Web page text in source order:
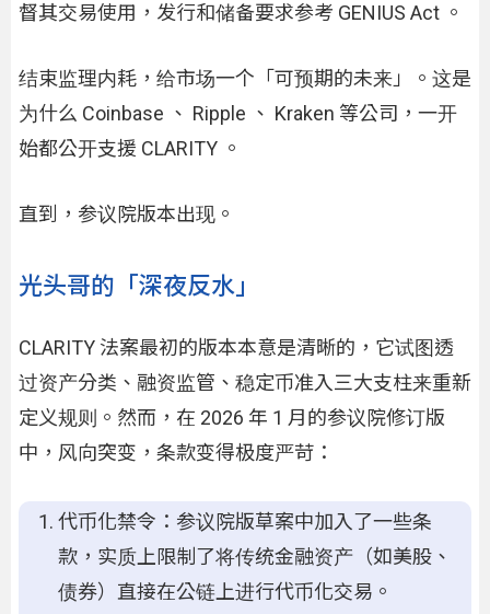
督其交易使用，发行和储备要求参考 GENIUS Act 。
结束监理内耗，给市场一个「可预期的未来」。这是
为什么 Coinbase 、 Ripple 、 Kraken 等公司，一开
始都公开支援 CLARITY 。
直到，参议院版本出现。
光头哥的「深夜反水」
CLARITY 法案最初的版本本意是清晰的，它试图透
过资产分类、融资监管、稳定币准入三大支柱来重新
定义规则。然而，在 2026 年 1 月的参议院修订版
中，风向突变，条款变得极度严苛：
代币化禁令：参议院版草案中加入了一些条
款，实质上限制了将传统金融资产（如美股、
债券）直接在公链上进行代币化交易。